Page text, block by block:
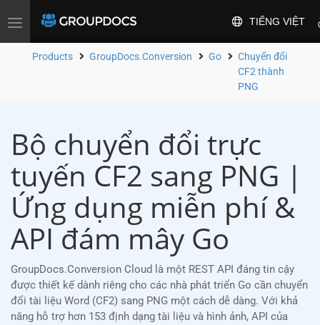
Toggle
TIẾNG VIỆT
Products GroupDocs.Conversion Go
Chuyển đổi
CF2 thành
PNG
Bộ chuyển đổi trực
tuyến CF2 sang PNG |
Ứng dụng miễn phí &
API đám mây Go
GroupDocs.Conversion Cloud là một REST API đáng tin cậy
được thiết kế dành riêng cho các nhà phát triển Go cần chuyển
đổi tài liệu Word (CF2) sang PNG một cách dễ dàng. Với khả
năng hỗ trợ hơn 153 định dạng tài liệu và hình ảnh, API của